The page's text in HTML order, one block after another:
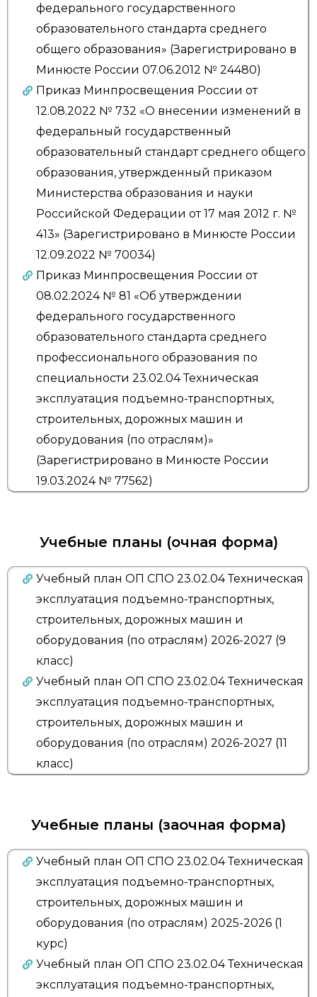
федерального государственного
образовательного стандарта среднего
общего образования» (Зарегистрировано в
Минюсте России 07.06.2012 № 24480)
Приказ Минпросвещения России от
12.08.2022 № 732 «О внесении изменений в
федеральный государственный
образовательный стандарт среднего общего
образования, утвержденный приказом
Министерства образования и науки
Российской Федерации от 17 мая 2012 г. №
413» (Зарегистрировано в Минюсте России
12.09.2022 № 70034)
Приказ Минпросвещения России от
08.02.2024 № 81 «Об утверждении
федерального государственного
образовательного стандарта среднего
профессионального образования по
специальности 23.02.04 Техническая
эксплуатация подъемно-транспортных,
строительных, дорожных машин и
оборудования (по отраслям)»
(Зарегистрировано в Минюсте России
19.03.2024 № 77562)
Учебные планы (очная форма)
Учебный план ОП СПО 23.02.04 Техническая
эксплуатация подъемно-транспортных,
строительных, дорожных машин и
оборудования (по отраслям) 2026-2027 (9
класс)
Учебный план ОП СПО 23.02.04 Техническая
эксплуатация подъемно-транспортных,
строительных, дорожных машин и
оборудования (по отраслям) 2026-2027 (11
класс)
Учебные планы (заочная форма)
Учебный план ОП СПО 23.02.04 Техническая
эксплуатация подъемно-транспортных,
строительных, дорожных машин и
оборудования (по отраслям) 2025-2026 (1
курс)
Учебный план ОП СПО 23.02.04 Техническая
эксплуатация подъемно-транспортных,